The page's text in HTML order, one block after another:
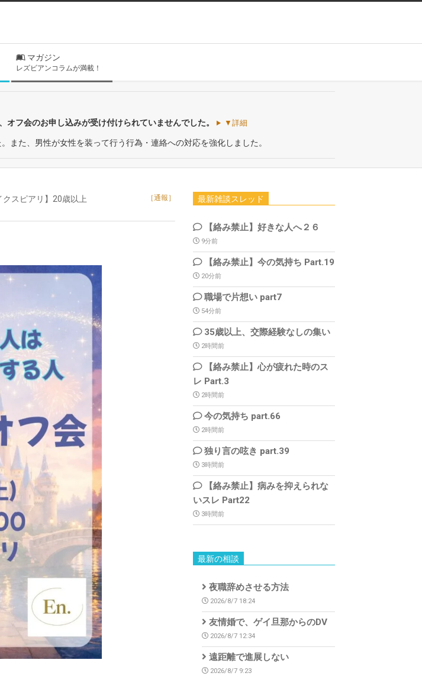
マガジン
レズビアンコラムが満載！
フ会のお申し込みが受け付けられていませんでした。 ▼詳細
また、男性が女性を装って行う行為・連絡への対応を強化しました。
［通報］
スピアリ】20歳以上 最新雑談スレッド
【絡み禁止】好きな人へ２６
9分前
【絡み禁止】今の気持ち Part.19
20分前
職場で片想い part7
54分前
35歳以上、交際経験なしの集い
2時間前
【絡み禁止】心が疲れた時のス
レ Part.3
2時間前
今の気持ち part.66
2時間前
独り言の呟き part.39
3時間前
【絡み禁止】病みを抑えられな
いスレ Part22
3時間前
最新の相談
夜職辞めさせる方法
2026/8/7 18:24
友情婚で、ゲイ旦那からのDV
2026/8/7 12:34
遠距離で進展しない
2026/8/7 9:23